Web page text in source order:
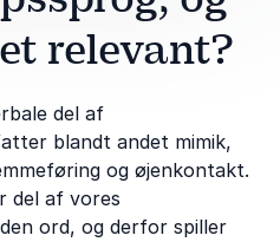
relevant?
del af
blandt andet mimik,
og øjenkontakt.
del af vores
ord, og derfor spiller